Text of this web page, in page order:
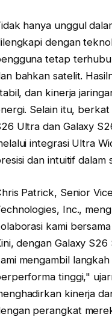
hanya unggul
dengan
tetap
bahkan satelit.
dan kinerja
Selain itu,
Ultra dan Galaxy
integrasi Ultra
dan intuitif dalam
Patrick, Senior
Inc.,
kami
dengan Galaxy
mengambil
tinggi,"
kinerja
perangkat